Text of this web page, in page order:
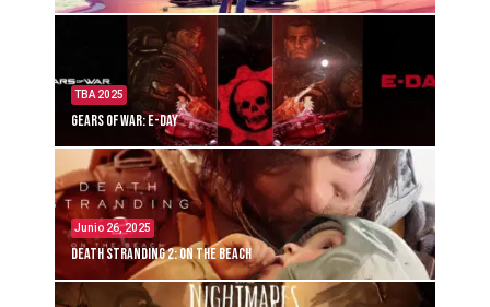
TBA 2025
Gears of War: E-Day
Junio 26, 2025
Death Stranding 2: On the Beach